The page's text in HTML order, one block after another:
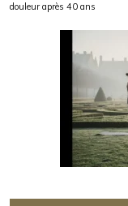
douleur après 40 ans